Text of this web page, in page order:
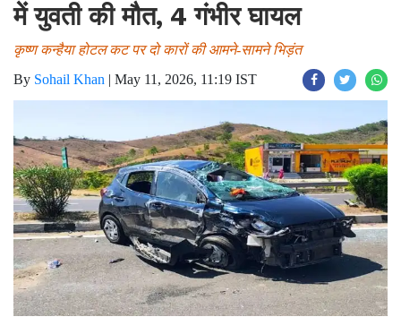
में युवती की मौत, 4 गंभीर घायल
कृष्ण कन्हैया होटल कट पर दो कारों की आमने-सामने भिड़ंत
By Sohail Khan | May 11, 2026, 11:19 IST